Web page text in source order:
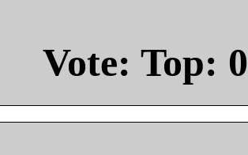
Vote: Top: 0